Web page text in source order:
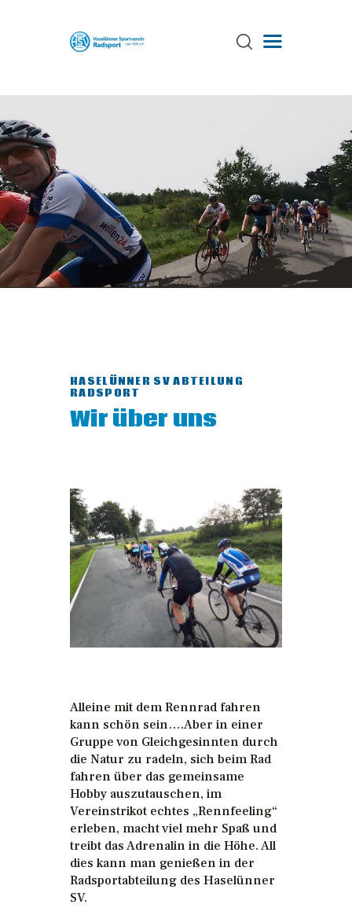
TERMINE
AKTUELLES
GALERIE
SPONSOREN
STRECKEN
HASELÜNNER SV ABTEILUNG
RADSPORT
Wir über uns
Alleine mit dem Rennrad fahren
kann schön sein….Aber in einer
Gruppe von Gleichgesinnten durch
die Natur zu radeln, sich beim Rad
fahren über das gemeinsame
Hobby auszutauschen, im
Vereinstrikot echtes „Rennfeeling“
erleben, macht viel mehr Spaß und
treibt das Adrenalin in die Höhe. All
dies kann man genießen in der
Radsportabteilung des Haselünner
SV.